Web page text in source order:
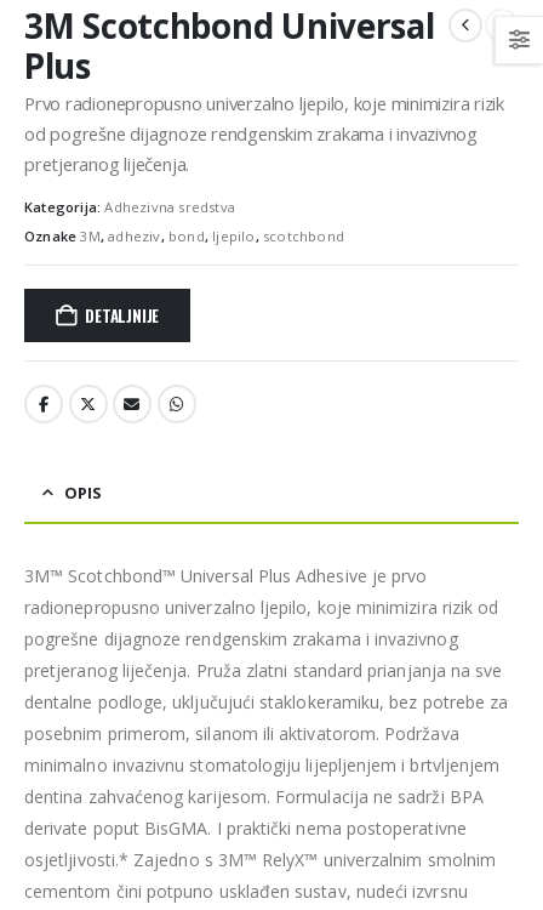
3M Scotchbond Universal
Plus
Prvo radionepropusno univerzalno ljepilo, koje minimizira rizik
od pogrešne dijagnoze rendgenskim zrakama i invazivnog
pretjeranog liječenja.
Kategorija:Adhezivna sredstva
Oznake3M,adheziv, bond, ljepilo , scotchbond
DETALJNIJE
OPIS
3M™ Scotchbond™ Universal Plus Adhesive je prvo
radionepropusno univerzalno ljepilo, koje minimizira rizik od
pogrešne dijagnoze rendgenskim zrakama i invazivnog
pretjeranog liječenja. Pruža zlatni standard prianjanja na sve
dentalne podloge, uključujući staklokeramiku, bez potrebe za
posebnim primerom, silanom ili aktivatorom. Podržava
minimalno invazivnu stomatologiju lijepljenjem i brtvljenjem
dentina zahvaćenog karijesom. Formulacija ne sadrži BPA
derivate poput BisGMA. I praktički nema postoperativne
osjetljivosti.* Zajedno s 3M™ RelyX™ univerzalnim smolnim
cementom čini potpuno usklađen sustav, nudeći izvrsnu